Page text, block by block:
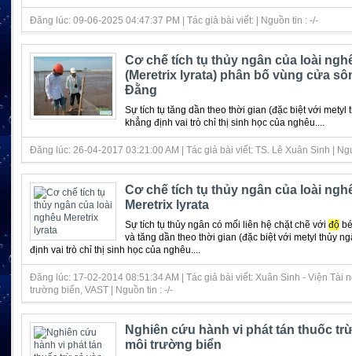
Đăng lúc: 09-06-2025 04:47:37 PM | Tác giả bài viết: | Nguồn tin : -/-
Cơ chế tích tụ thủy ngân của loài
(Meretrix lyrata) phân bố vùng cửa
Đằng
Sự tích tụ tăng dần theo thời gian (đặc biệt với metyl
khẳng định vai trò chỉ thị sinh học của nghêu....
Đăng lúc: 26-04-2017 03:21:00 AM | Tác giả bài viết: TS. Lê Xuân Sinh |
Cơ chế tích tụ thủy ngân của loài
Meretrix lyrata
Sự tích tụ thủy ngân có mối liên hệ chặt chẽ với độ
và tăng dần theo thời gian (đặc biệt với metyl thủy
định vai trò chỉ thị sinh học của nghêu....
Đăng lúc: 17-02-2014 08:51:34 AM | Tác giả bài viết: Xuân Sinh - Viện Tài
trường biển, VAST | Nguồn tin : -/-
Nghiên cứu hành vi phát tán thuốc
môi trường biển